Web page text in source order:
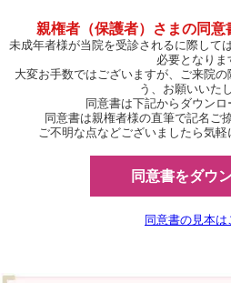
親権者（保護者）さまの同意
未成年者様が当院を受診されるに際して
必要となりま
大変お手数ではございますが、ご来院
う、お願いいた
同意書は下記からダウンロ
同意書は親権者様の直筆で記名ご
ご不明な点などございましたら気軽
同意書をダウ
同意書の見本は